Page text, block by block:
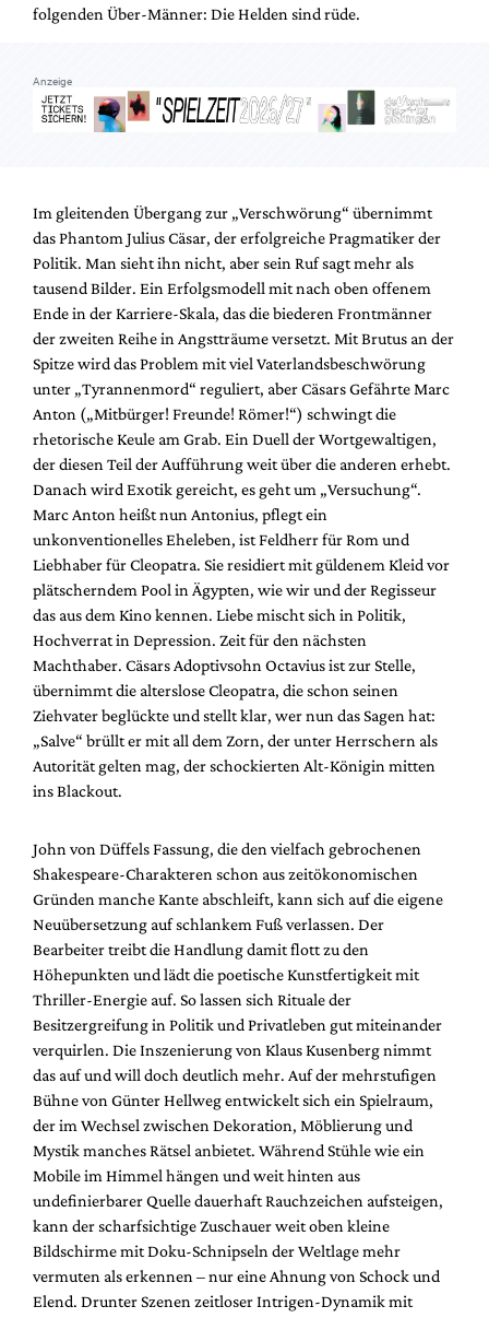
folgenden Über-Männer: Die Helden sind rüde.
Anzeige
Im gleitenden Übergang zur „Verschwörung“ übernimmt
das Phantom Julius Cäsar, der erfolgreiche Pragmatiker der
Politik. Man sieht ihn nicht, aber sein Ruf sagt mehr als
tausend Bilder. Ein Erfolgsmodell mit nach oben offenem
Ende in der Karriere-Skala, das die biederen Frontmänner
der zweiten Reihe in Angstträume versetzt. Mit Brutus an der
Spitze wird das Problem mit viel Vaterlandsbeschwörung
unter „Tyrannenmord“ reguliert, aber Cäsars Gefährte Marc
Anton („Mitbürger! Freunde! Römer!“) schwingt die
rhetorische Keule am Grab. Ein Duell der Wortgewaltigen,
der diesen Teil der Aufführung weit über die anderen erhebt.
Danach wird Exotik gereicht, es geht um „Versuchung“.
Marc Anton heißt nun Antonius, pflegt ein
unkonventionelles Eheleben, ist Feldherr für Rom und
Liebhaber für Cleopatra. Sie residiert mit güldenem Kleid vor
plätscherndem Pool in Ägypten, wie wir und der Regisseur
das aus dem Kino kennen. Liebe mischt sich in Politik,
Hochverrat in Depression. Zeit für den nächsten
Machthaber. Cäsars Adoptivsohn Octavius ist zur Stelle,
übernimmt die alterslose Cleopatra, die schon seinen
Ziehvater beglückte und stellt klar, wer nun das Sagen hat:
„Salve“ brüllt er mit all dem Zorn, der unter Herrschern als
Autorität gelten mag, der schockierten Alt-Königin mitten
ins Blackout.
John von Düffels Fassung, die den vielfach gebrochenen
Shakespeare-Charakteren schon aus zeitökonomischen
Gründen manche Kante abschleift, kann sich auf die eigene
Neuübersetzung auf schlankem Fuß verlassen. Der
Bearbeiter treibt die Handlung damit flott zu den
Höhepunkten und lädt die poetische Kunstfertigkeit mit
Thriller-Energie auf. So lassen sich Rituale der
Besitzergreifung in Politik und Privatleben gut miteinander
verquirlen. Die Inszenierung von Klaus Kusenberg nimmt
das auf und will doch deutlich mehr. Auf der mehrstufigen
Bühne von Günter Hellweg entwickelt sich ein Spielraum,
der im Wechsel zwischen Dekoration, Möblierung und
Mystik manches Rätsel anbietet. Während Stühle wie ein
Mobile im Himmel hängen und weit hinten aus
undefinierbarer Quelle dauerhaft Rauchzeichen aufsteigen,
kann der scharfsichtige Zuschauer weit oben kleine
Bildschirme mit Doku-Schnipseln der Weltlage mehr
vermuten als erkennen – nur eine Ahnung von Schock und
Elend. Drunter Szenen zeitloser Intrigen-Dynamik mit